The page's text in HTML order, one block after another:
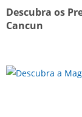
Descubra os
Cancun